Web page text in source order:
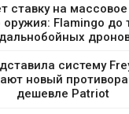
ставку на
оружия: Flamingo до
систему
новый
дешевле Patriot